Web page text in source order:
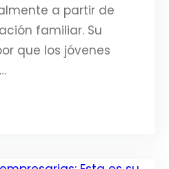
a partir de
familiar. Su
que los jóvenes